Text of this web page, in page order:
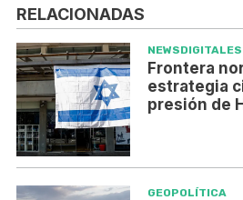
RELACIONADAS
Frontera
estrategia
presión de
GEOPOLÍTICA